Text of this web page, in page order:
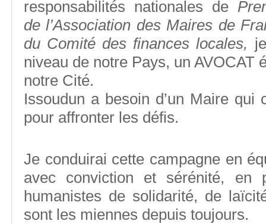
responsabilités nationales de
de l’Association des Maires de
du Comité des finances locales,
niveau de notre Pays, un AVOCAT
notre Cité.
Issoudun a besoin d’un Maire qui
pour affronter les défis.
Je conduirai cette campagne en
avec conviction et sérénité, en
humanistes de solidarité, de
sont les miennes depuis toujours.